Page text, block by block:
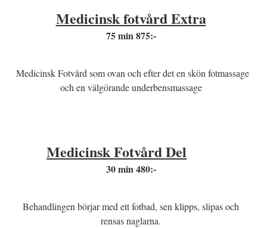
Medicinsk fotvård Extra
75 min 875:-
Medicinsk Fotvård som ovan och efter det en skön fotmassage
och en välgörande underbensmassage
Medicinsk Fotvård Del
30 min 480:-
Behandlingen börjar med ett fotbad, sen klipps, slipas och
rensas naglarna.